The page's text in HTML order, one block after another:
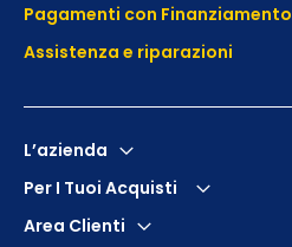
Pagamenti con Finanziamento
Assistenza e riparazioni
L’azienda
Per I Tuoi Acquisti
Area Clienti